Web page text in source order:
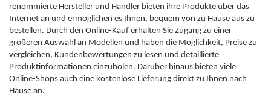
renommierte Hersteller und Händler bieten ihre Produkte über das
Internet an und ermöglichen es Ihnen, bequem von zu Hause aus zu
bestellen. Durch den Online-Kauf erhalten Sie Zugang zu einer
größeren Auswahl an Modellen und haben die Möglichkeit, Preise zu
vergleichen, Kundenbewertungen zu lesen und detaillierte
Produktinformationen einzuholen. Darüber hinaus bieten viele
Online-Shops auch eine kostenlose Lieferung direkt zu Ihnen nach
Hause an.